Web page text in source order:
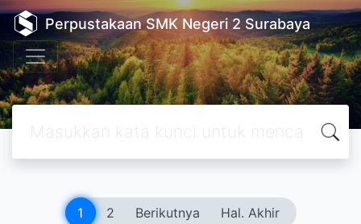
Perpustakaan SMK Negeri 2 Surabaya
1 2 Berikutnya Hal. Akhir